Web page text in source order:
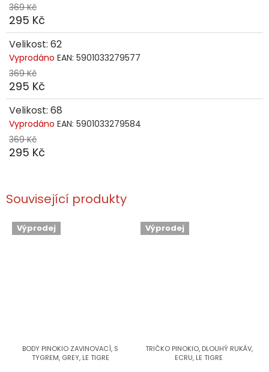
369 Kč
295 Kč
Velikost: 62
Vyprodáno EAN: 5901033279577
369 Kč
295 Kč
Velikost: 68
Vyprodáno EAN: 5901033279584
369 Kč
295 Kč
Související produkty
Výprodej
BODY PINOKIO ZAVINOVACÍ, S
TYGREM, GREY, LE TIGRE
Výprodej
TRIČKO PINOKIO, DLOUHÝ RUKÁV,
ECRU, LE TIGRE